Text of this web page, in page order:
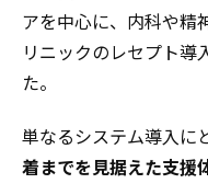
アを中心に、内科や精
リニックのレセプト導
た。
単なるシステム導入に
着までを見据えた支援